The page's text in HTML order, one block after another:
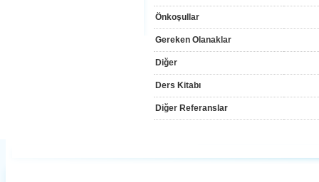
Önkoşullar
Gereken Olanaklar
Diğer
Ders Kitabı
Diğer Referanslar